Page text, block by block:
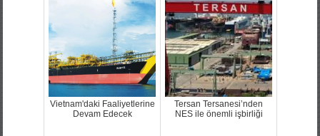
Vietnam'daki Faaliyetlerine
Tersan Tersanesi’nden
NES ile önemli işbirliği